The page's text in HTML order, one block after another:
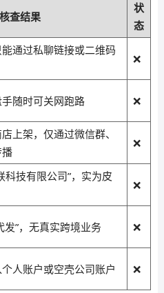
核查结果
状
态
通过私聊链接或二维码
❌
随时可关网跑路 ❌
上架，仅通过微信群、
❌
科技有限公司”，实为皮
❌
发”，无真实跨境业务 ❌
人账户或空壳公司账户 ❌